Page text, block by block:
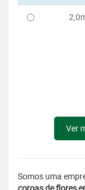
Ver
Somos uma